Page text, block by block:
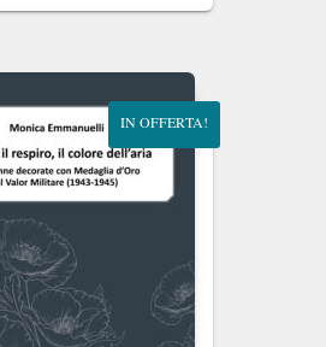
originale
€20.00.
attuale
€19.00.
IN OFFERTA!